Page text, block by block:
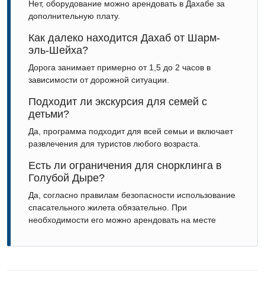
Нет, оборудование можно арендовать в Дахабе за
дополнительную плату.
Как далеко находится Дахаб от Шарм-
эль-Шейха?
Дорога занимает примерно от 1,5 до 2 часов в
зависимости от дорожной ситуации.
Подходит ли экскурсия для семей с
детьми?
Да, программа подходит для всей семьи и включает
развлечения для туристов любого возраста.
Есть ли ограничения для снорклинга в
Голубой Дыре?
Да, согласно правилам безопасности использование
спасательного жилета обязательно. При
необходимости его можно арендовать на месте